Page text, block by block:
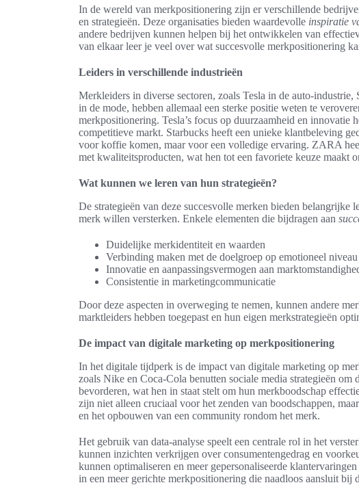
In de wereld van merkpositionering zijn er verschillende
en strategieën. Deze organisaties bieden waardevolle inspiratie
andere bedrijven kunnen helpen bij het ontwikkelen van
van elkaar leer je veel over wat succesvolle merkpositionering
Leiders in verschillende industrieën
Merkleiders in diverse sectoren, zoals Tesla in de auto-
in de mode, hebben allemaal een sterke positie weten te
merkpositionering. Tesla’s focus op duurzaamheid en innovatie
competitieve markt. Starbucks heeft een unieke klantbeleving
voor koffie komen, maar voor een volledige ervaring. ZARA
met kwaliteitsproducten, wat hen tot een favoriete keuze maakt
Wat kunnen we leren van hun strategieën?
De strategieën van deze succesvolle merken bieden belangrijke
merk willen versterken. Enkele elementen die bijdragen aan
Duidelijke merkidentiteit en waarden
Verbinding maken met de doelgroep op emotioneel niveau
Innovatie en aanpassingsvermogen aan
Consistentie in marketingcommunicatie
Door deze aspecten in overweging te nemen, kunnen andere
marktleiders hebben toegepast en hun eigen merkstrategieën
De impact van digitale marketing op merkpositionering
In het digitale tijdperk is de impact van digitale marketing op
zoals Nike en Coca-Cola benutten sociale media strategieën om
bevorderen, wat hen in staat stelt om hun merkboodschap
zijn niet alleen cruciaal voor het zenden van boodschappen,
en het opbouwen van een community rondom het merk.
Het gebruik van data-analyse speelt een centrale rol in het
kunnen inzichten verkrijgen over consumentengedrag en
kunnen optimaliseren en meer gepersonaliseerde
in een meer gerichte merkpositionering die naadloos aansluit bij